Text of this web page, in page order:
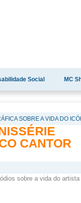
Social MC
SOBRE A VIDA DO
CANTOR
sobre a vida do artista